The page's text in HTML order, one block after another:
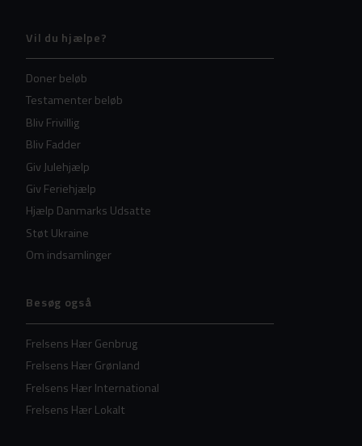
Vil du hjælpe?
Doner beløb
Testamenter beløb
Bliv Frivillig
Bliv Fadder
Giv Julehjælp
Giv Feriehjælp
Hjælp Danmarks Udsatte
Støt Ukraine
Om indsamlinger
Besøg også
Frelsens Hær Genbrug
Frelsens Hær Grønland
Frelsens Hær International
Frelsens Hær Lokalt